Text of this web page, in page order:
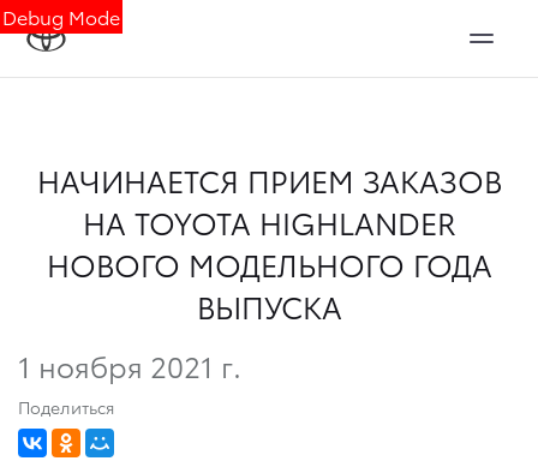
Debug Mode
НАЧИНАЕТСЯ ПРИЕМ ЗАКАЗОВ
НА TOYOTA HIGHLANDER
НОВОГО МОДЕЛЬНОГО ГОДА
ВЫПУСКА
1 ноября 2021 г.
Поделиться